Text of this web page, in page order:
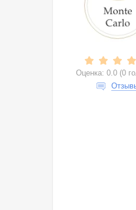
Оценка: 0.0 (0